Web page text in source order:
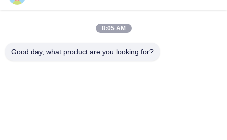
8:05 AM
Good day, what product are you looking for?